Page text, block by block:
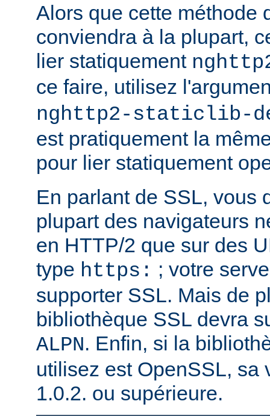
Alors que cette méthode
conviendra à la plupart,
lier statiquement
ce faire, utilisez
nghttp2-staticlib-
est pratiquement la
pour lier statiquement
En parlant de SSL, vous
plupart des navigateurs
en HTTP/2 que sur des
type https: ; votre
supporter SSL. Mais de
bibliothèque SSL devra
ALPN. Enfin, si la
utilisez est OpenSSL, sa
1.0.2. ou supérieure.